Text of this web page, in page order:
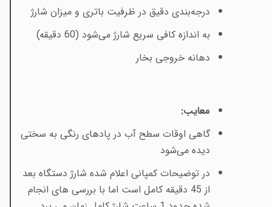
درجه‌بندی دقیق در ظرفیت باتری و میزان شارژ
به اندازه کافی سریع شارژ می‌شود (60 دقیقه)
دهانه خروجی بخار
معایب:
گاهی اوقات سطح آب در پادهای رنگی به سختی
دیده می‌شود
در توضیحات کمپانی اعلام شده شارژ دستگاه بعد
از 45 دقیقه کامل است اما با بررسی های انجام